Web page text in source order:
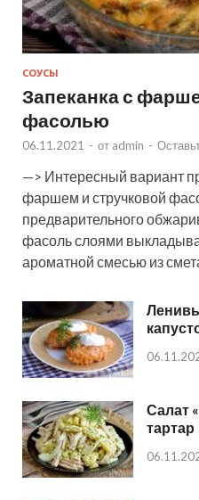
СОУСЫ
Запеканка с
фасолью
06.11.2021 - от admin -
—> Интересный вариант
фаршем и стручковой
предварительного
фасоль слоями
ароматной смесью из
Салат
тартар